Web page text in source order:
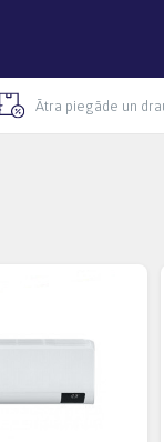
Ātra piegāde un